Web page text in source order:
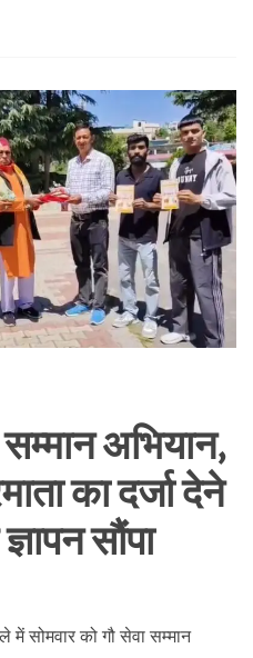
अभियान,
का दर्जा देने
सौंपा
में सोमवार को गौ सेवा सम्मान